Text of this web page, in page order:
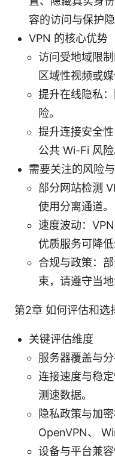
容的访问与保护
VPN 的核心优势
访问受地域限
区域性视频或媒
提升在线隐私
险。
提升连接安全
公共 Wi-Fi 风险
需要关注的风险
部分网站检测
使用分离通道。
速度波动：
优质服务可降低
合规与政策：
束，请遵守当地
第2章 如何评估和选
关键评估维度
服务器覆盖与
连接速度与稳
测速数据。
隐私政策与加
OpenVPN、
设备与平台兼